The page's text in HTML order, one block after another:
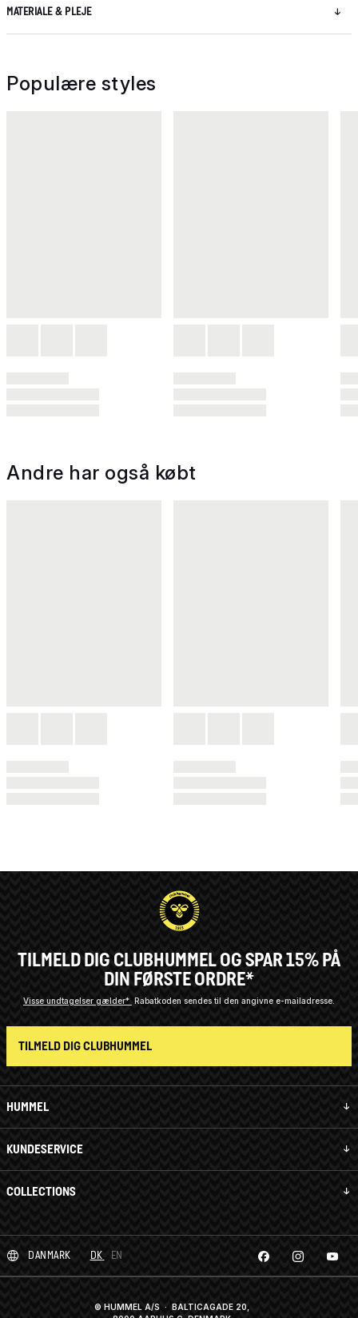
MATERIALE & PLEJE
Populære styles
Andre har også købt
HUMMEL
KUNDESERVICE
COLLECTIONS
TILMELD DIG CLUBHUMMEL OG SPAR 15% PÅ
DIN FØRSTE ORDRE*
Visse undtagelser gælder* Rabatkoden sendes til den angivne e-mailadresse.
TILMELD DIG CLUBHUMMEL
DANMARK DK EN
© HUMMEL A/S · BALTICAGADE 20,